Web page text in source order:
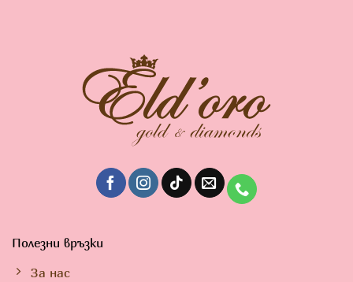
Полезни връзки
За нас